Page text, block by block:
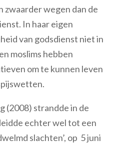
zwaarder wegen dan de
In haar eigen
van godsdienst niet in
moslims hebben
om te kunnen leven
(2008) strandde in de
echter wel tot een
slachten’, op 5 juni